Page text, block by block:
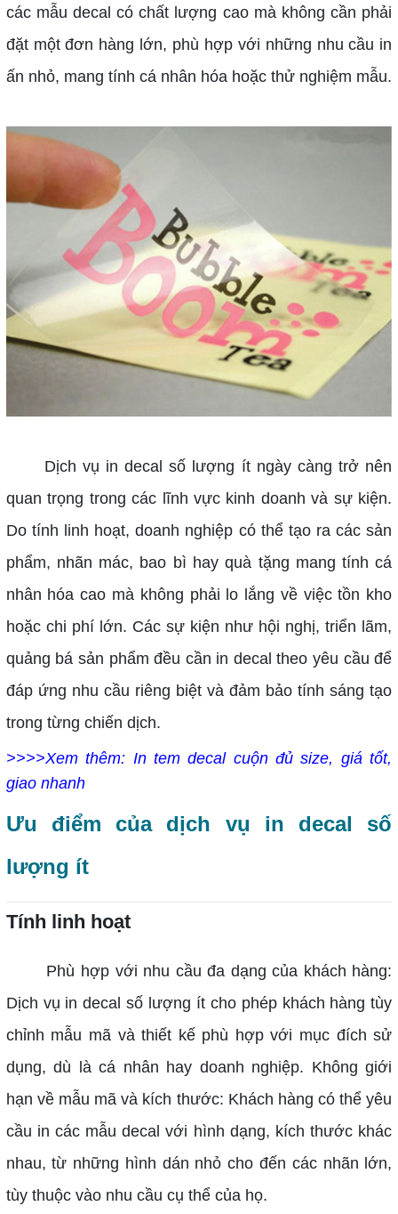
các mẫu decal có chất lượng cao mà không cần phải
đặt một đơn hàng lớn, phù hợp với những nhu cầu in
ấn nhỏ, mang tính cá nhân hóa hoặc thử nghiệm mẫu.
Dịch vụ in decal số lượng ít ngày càng trở nên
quan trọng trong các lĩnh vực kinh doanh và sự kiện.
Do tính linh hoạt, doanh nghiệp có thể tạo ra các sản
phẩm, nhãn mác, bao bì hay quà tặng mang tính cá
nhân hóa cao mà không phải lo lắng về việc tồn kho
hoặc chi phí lớn. Các sự kiện như hội nghị, triển lãm,
quảng bá sản phẩm đều cần in decal theo yêu cầu để
đáp ứng nhu cầu riêng biệt và đảm bảo tính sáng tạo
trong từng chiến dịch.
>>>>Xem thêm: In tem decal cuộn đủ size, giá tốt,
giao nhanh
Ưu điểm của dịch vụ in decal số
lượng ít
Tính linh hoạt
Phù hợp với nhu cầu đa dạng của khách hàng:
Dịch vụ in decal số lượng ít cho phép khách hàng tùy
chỉnh mẫu mã và thiết kế phù hợp với mục đích sử
dụng, dù là cá nhân hay doanh nghiệp. Không giới
hạn về mẫu mã và kích thước: Khách hàng có thể yêu
cầu in các mẫu decal với hình dạng, kích thước khác
nhau, từ những hình dán nhỏ cho đến các nhãn lớn,
tùy thuộc vào nhu cầu cụ thể của họ.